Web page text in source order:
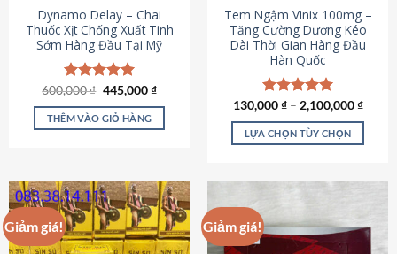
Dynamo Delay – Chai
Thuốc Xịt Chống Xuất Tinh
Sớm Hàng Đầu Tại Mỹ
Được xếp
hạng5.00
5 sao
600,000₫ Giá
là:
600,000 ₫.
445,000₫Giá
tại
THÊM VÀO GIỎ HÀNG
Tem Ngậm Vinix 100mg –
Tăng Cường Dương Kéo
Dài Thời Gian Hàng Đầu
Hàn Quốc
Được xếp
hạng5.00
5 sao
130,000₫– 2,100,000₫
LỰA CHỌN TÙY CHỌN
nhiều
biến
Giảm giá! Giảm giá!